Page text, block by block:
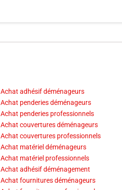
Achat adhésif déménageurs
Achat penderies déménageurs
Achat penderies professionnels
Achat couvertures déménageurs
Achat couvertures professionnels
Achat matériel déménageurs
Achat matériel professionnels
Achat adhésif déménagement
Achat fournitures déménageurs